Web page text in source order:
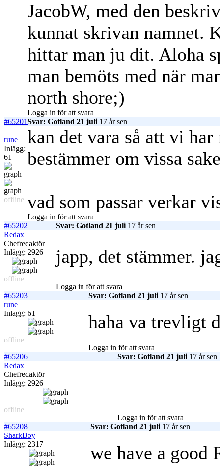
JacobW, med den
kunnat skrivan namnet.
hittar man ju dit. Aloha
man bemöts med när
north shore;)
Logga in för att svara
#65201Svar: Gotland 21 juli17 år sen
rune
Inlägg:
61
offline
kan det vara så att vi
bestämmer om vissa
vad som passar verkar
Logga in för att svara
#65202
Svar: Gotland 21 juli17 år sen
Redax
Chefredaktör
Inlägg: 2926
offline
japp, det stämmer.
Logga in för att svara
#65203
Svar: Gotland 21 juli17 år sen
rune
Inlägg: 61
offline
haha va trevligt
Logga in för att svara
#65206
Svar: Gotland 21 juli17 år sen
Redax
Chefredaktör
Inlägg: 2926
offline
Logga in för att svara
#65208
Svar: Gotland 21 juli17 år sen
SharkBoy
Inlägg: 2317
we have a good